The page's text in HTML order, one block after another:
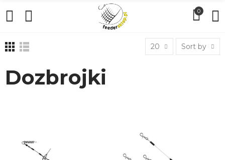
0
20 Sort by
Dozbrojki